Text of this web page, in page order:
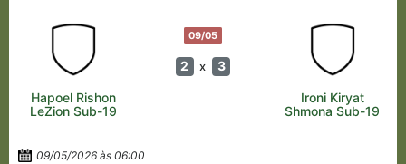
09/05
2 x 3
Hapoel Rishon
LeZion Sub-19
Ironi Kiryat
Shmona Sub-19
09/05/2026 às 06:00